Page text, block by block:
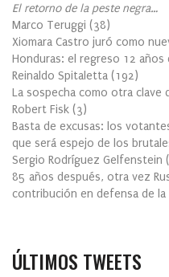
El retorno de la peste negra…
Marco Teruggi (38)
Xiomara Castro juró como
Honduras: el regreso 12 años
Reinaldo Spitaletta (192)
La sospecha como otra clave
Robert Fisk (3)
Basta de excusas: los
que será espejo de los
Sergio Rodríguez Gelfenstein (
85 años después, otra vez
contribución en defensa de la
ÚLTIMOS TWEETS